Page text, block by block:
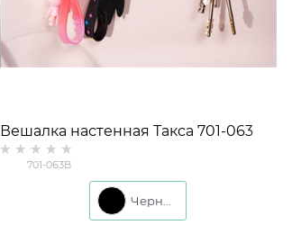
Вешалка настенная Такса 701-063
металл
701-063B